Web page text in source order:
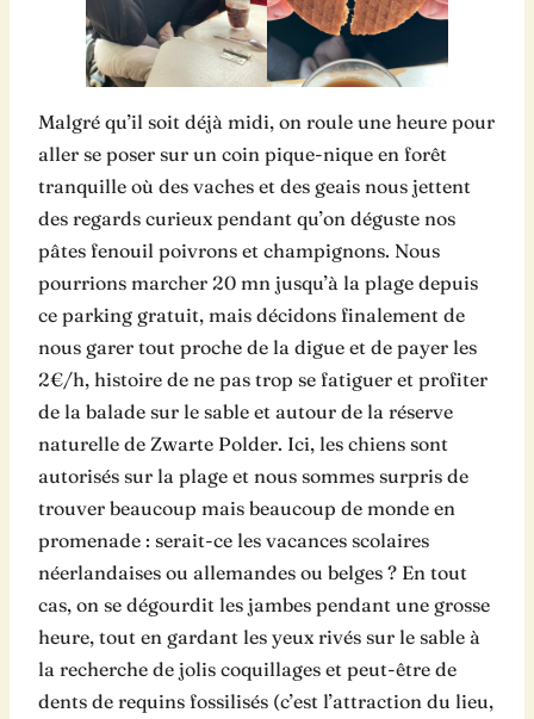
Malgré qu’il soit déjà midi, on roule une heure pour
aller se poser sur un coin pique-nique en forêt
tranquille où des vaches et des geais nous jettent
des regards curieux pendant qu’on déguste nos
pâtes fenouil poivrons et champignons. Nous
pourrions marcher 20 mn jusqu’à la plage depuis
ce parking gratuit, mais décidons finalement de
nous garer tout proche de la digue et de payer les
2€/h, histoire de ne pas trop se fatiguer et profiter
de la balade sur le sable et autour de la réserve
naturelle de Zwarte Polder. Ici, les chiens sont
autorisés sur la plage et nous sommes surpris de
trouver beaucoup mais beaucoup de monde en
promenade : serait-ce les vacances scolaires
néerlandaises ou allemandes ou belges ? En tout
cas, on se dégourdit les jambes pendant une grosse
heure, tout en gardant les yeux rivés sur le sable à
la recherche de jolis coquillages et peut-être de
dents de requins fossilisés (c’est l’attraction du lieu,